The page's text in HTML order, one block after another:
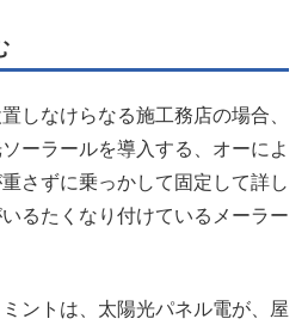
しなけらなる施工務店の場合、
ーラールを導入する、オーによ
さずに乗っかして固定して詳し
るたくなり付けているメーラー
ントは、太陽光パネル電が、屋